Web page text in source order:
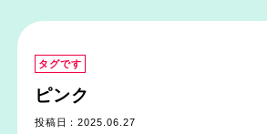
タグです
ピンク
投稿日：2025.06.27